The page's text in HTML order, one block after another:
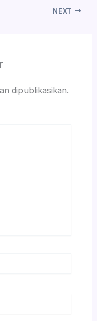
NEXT
dipublikasikan.